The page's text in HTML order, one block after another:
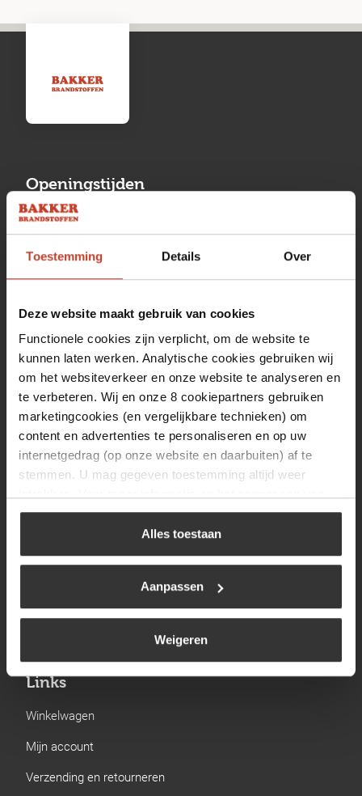
Toestemming Details Over
Deze website maakt gebruik van cookies
Functionele cookies zijn verplicht, om de website te
kunnen laten werken. Analytische cookies gebruiken wij
om het websiteverkeer en onze website te analyseren en
te verbeteren. Wij en onze 8 cookiepartners gebruiken
marketingcookies (en vergelijkbare technieken) om
content en advertenties te personaliseren en op uw
internetgedrag (op onze website en daarbuiten) af te
stemmen. U mag gegeven toestemming altijd weer
uw keuze op onze website verwijzen wij u naar ons
Alles toestaan
Aanpassen
Weigeren
Openingstijden
Maandag
13:00 tot 17:00
Dinsdag
08:00 tot 17:00
08:00 tot 17:00
Vrijdag
08:00 tot 17:00
Zaterdag
09:30 tot 12:00
Zondag
Gesloten
Navigatie
BBQ
Kamperen
Gastechniek
Links
Winkelwagen
Mijn account
Verzending en retourneren